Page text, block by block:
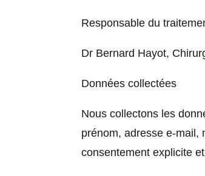
Responsable du
Dr Bernard Hayot,
Données collectées
Nous collectons les
prénom, adresse e-mail,
consentement explicite